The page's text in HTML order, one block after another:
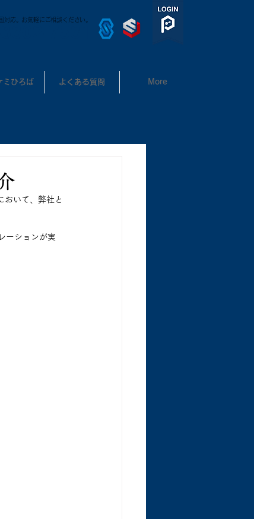
対応。お気軽にご相談ください。
ミひろば よくある質問 More
おいて、弊社と
ーションが実